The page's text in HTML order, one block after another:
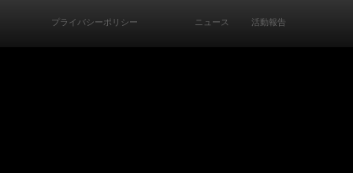
プライバシーポリシー ニュース 活動報告